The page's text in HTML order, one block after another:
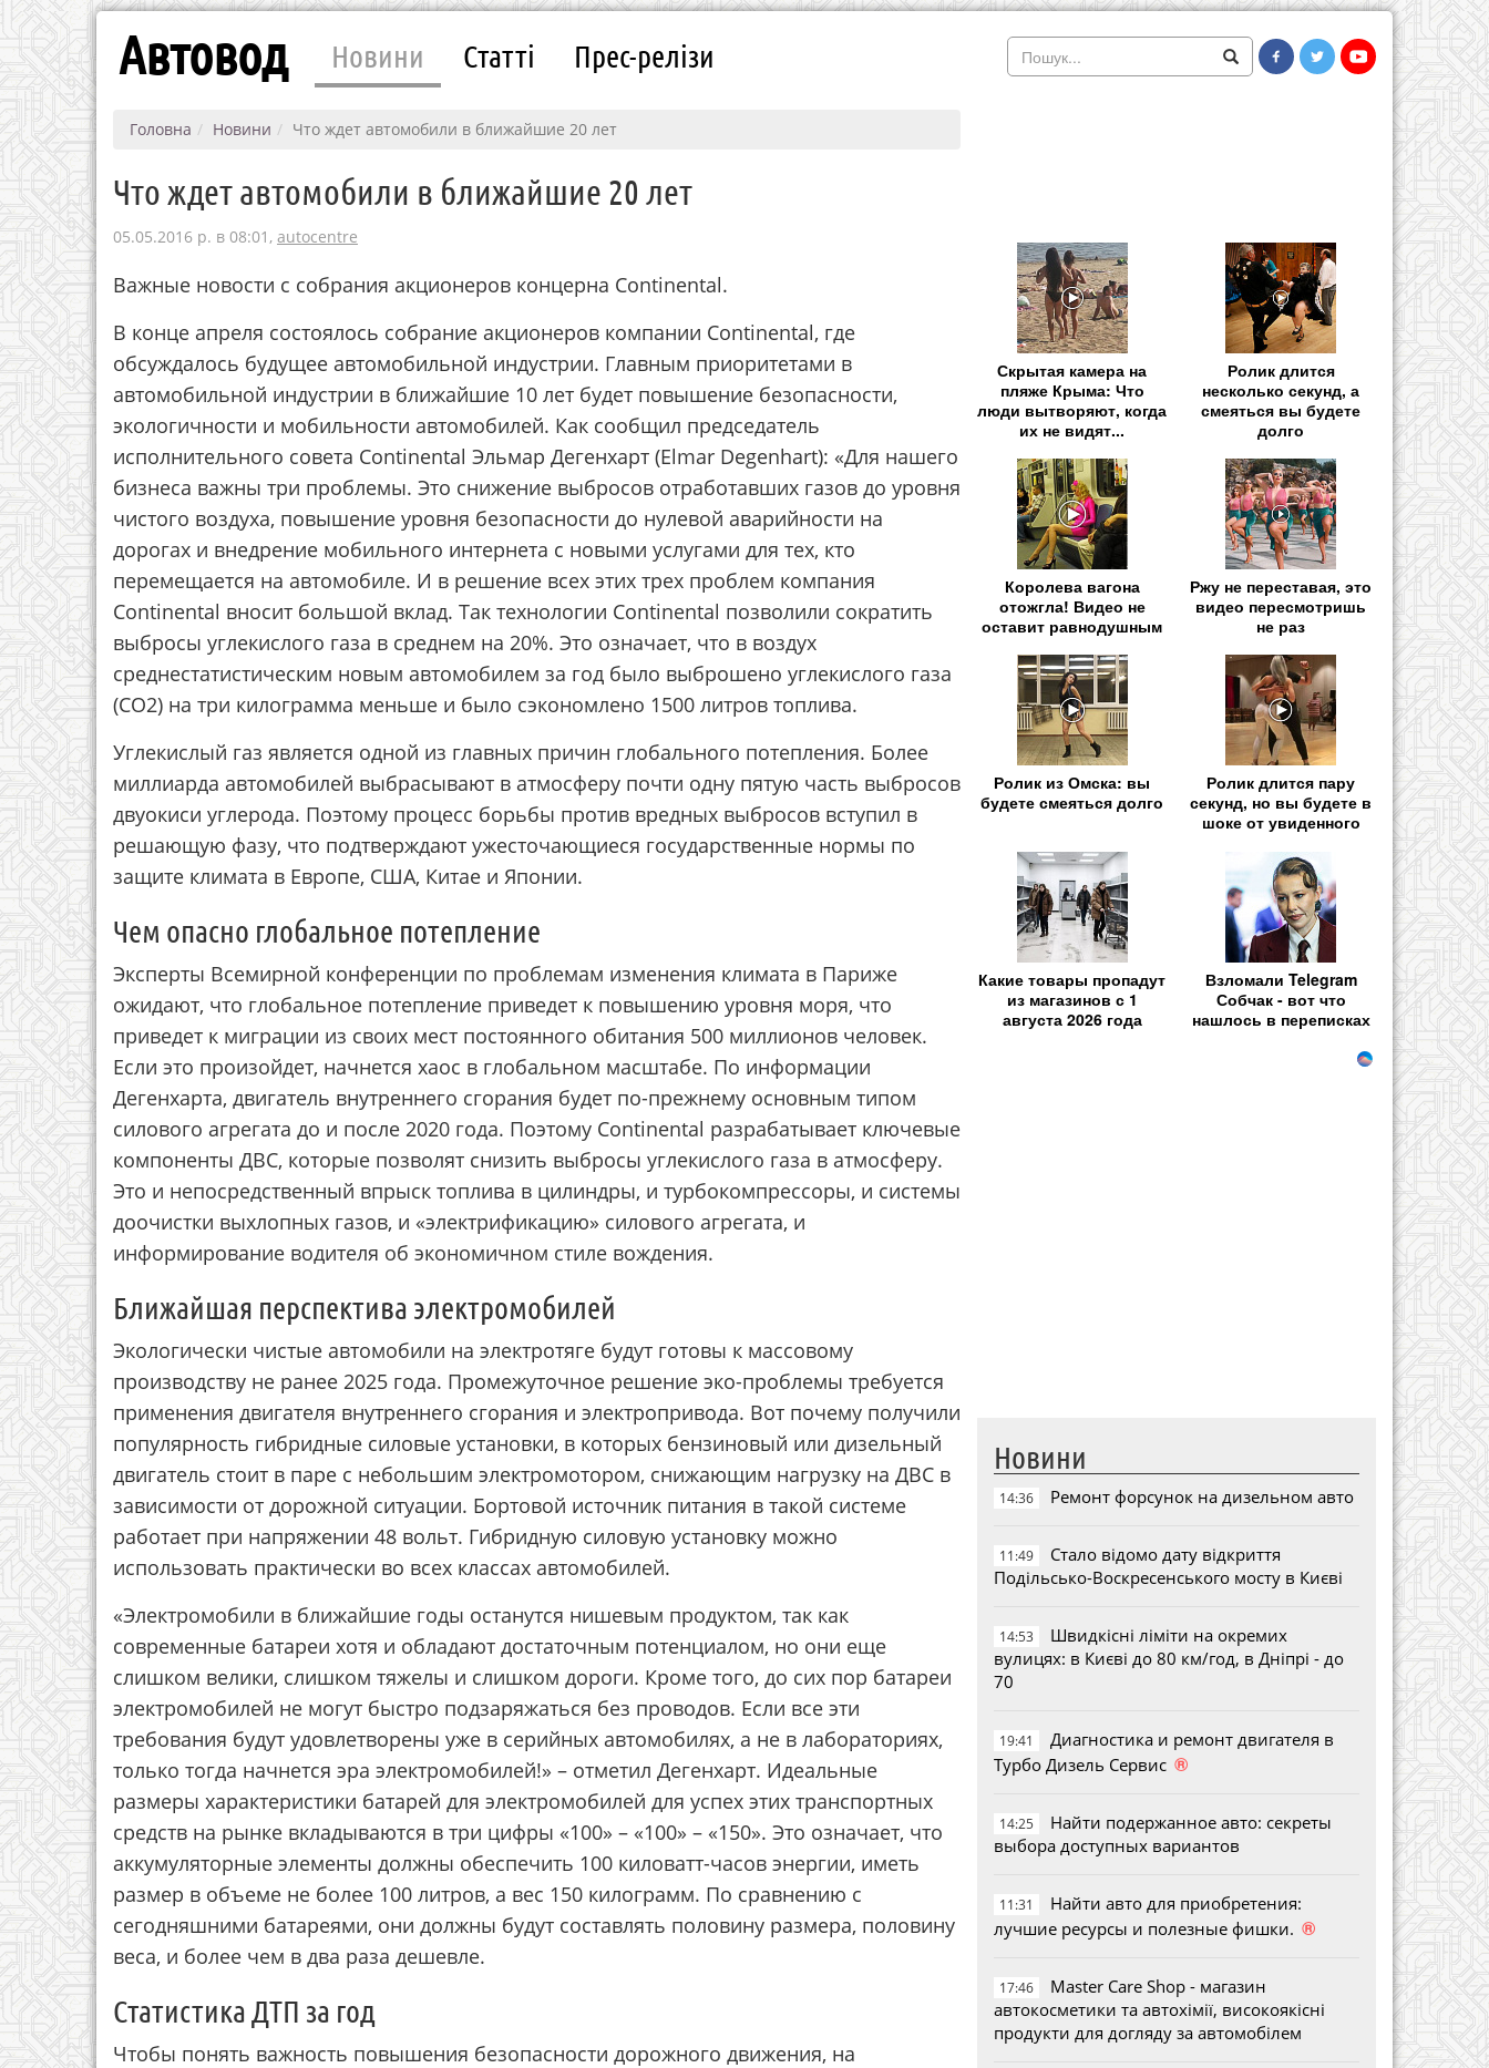
Автовод Новини Статті Прес-релізи
Головна Новини Что ждет автомобили в ближайшие 20 лет
Что ждет автомобили в ближайшие 20 лет
05.05.2016 р. в 08:01, autocentre
Важные новости с собрания акционеров концерна Continental.
В конце апреля состоялось собрание акционеров компании Continental, где
обсуждалось будущее автомобильной индустрии. Главным приоритетами в
автомобильной индустрии в ближайшие 10 лет будет повышение безопасности,
экологичности и мобильности автомобилей. Как сообщил председатель
исполнительного совета Continental Эльмар Дегенхарт (Elmar Degenhart): «Для нашего
бизнеса важны три проблемы. Это снижение выбросов отработавших газов до уровня
чистого воздуха, повышение уровня безопасности до нулевой аварийности на
дорогах и внедрение мобильного интернета с новыми услугами для тех, кто
перемещается на автомобиле. И в решение всех этих трех проблем компания
Continental вносит большой вклад. Так технологии Continental позволили сократить
выбросы углекислого газа в среднем на 20%. Это означает, что в воздух
среднестатистическим новым автомобилем за год было выброшено углекислого газа
(CO2) на три килограмма меньше и было сэкономлено 1500 литров топлива.
Углекислый газ является одной из главных причин глобального потепления. Более
миллиарда автомобилей выбрасывают в атмосферу почти одну пятую часть выбросов
двуокиси углерода. Поэтому процесс борьбы против вредных выбросов вступил в
решающую фазу, что подтверждают ужесточающиеся государственные нормы по
защите климата в Европе, США, Китае и Японии.
Чем опасно глобальное потепление
Эксперты Всемирной конференции по проблемам изменения климата в Париже
ожидают, что глобальное потепление приведет к повышению уровня моря, что
приведет к миграции из своих мест постоянного обитания 500 миллионов человек.
Если это произойдет, начнется хаос в глобальном масштабе. По информации
Дегенхарта, двигатель внутреннего сгорания будет по-прежнему основным типом
силового агрегата до и после 2020 года. Поэтому Continental разрабатывает ключевые
компоненты ДВС, которые позволят снизить выбросы углекислого газа в атмосферу.
Это и непосредственный впрыск топлива в цилиндры, и турбокомпрессоры, и системы
доочистки выхлопных газов, и «электрификацию» силового агрегата, и
информирование водителя об экономичном стиле вождения.
Ближайшая перспектива электромобилей
Экологически чистые автомобили на электротяге будут готовы к массовому
производству не ранее 2025 года. Промежуточное решение эко-проблемы требуется
применения двигателя внутреннего сгорания и электропривода. Вот почему получили
популярность гибридные силовые установки, в которых бензиновый или дизельный
двигатель стоит в паре с небольшим электромотором, снижающим нагрузку на ДВС в
зависимости от дорожной ситуации. Бортовой источник питания в такой системе
работает при напряжении 48 вольт. Гибридную силовую установку можно
использовать практически во всех классах автомобилей.
«Электромобили в ближайшие годы останутся нишевым продуктом, так как
современные батареи хотя и обладают достаточным потенциалом, но они еще
слишком велики, слишком тяжелы и слишком дороги. Кроме того, до сих пор батареи
электромобилей не могут быстро подзаряжаться без проводов. Если все эти
требования будут удовлетворены уже в серийных автомобилях, а не в лабораториях,
только тогда начнется эра электромобилей!» – отметил Дегенхарт. Идеальные
размеры характеристики батарей для электромобилей для успех этих транспортных
средств на рынке вкладываются в три цифры «100» – «100» – «150». Это означает, что
аккумуляторные элементы должны обеспечить 100 киловатт-часов энергии, иметь
размер в объеме не более 100 литров, а вес 150 килограмм. По сравнению с
сегодняшними батареями, они должны будут составлять половину размера, половину
веса, и более чем в два раза дешевле.
Статистика ДТП за год
Чтобы понять важность повышения безопасности дорожного движения, на
Скрытая камера на
пляже Крыма: Что
люди вытворяют, когда
их не видят...
Ролик длится
несколько секунд, а
смеяться вы будете
долго
Королева вагона
отожгла! Видео не
оставит равнодушным
Ржу не переставая, это
видео пересмотришь
не раз
Ролик из Омска: вы
будете смеяться долго
Ролик длится пару
секунд, но вы будете в
шоке от увиденного
Какие товары пропадут
из магазинов с 1
августа 2026 года
Взломали Telegram
Собчак - вот что
нашлось в переписках
Новини
14:36 Ремонт форсунок на дизельном авто
11:49
Стало відомо дату відкриття
Подільсько-Воскресенського мосту в Києві
14:53
Швидкісні ліміти на окремих
вулицях: в Києві до 80 км/год, в Дніпрі - до
70
19:41
Диагностика и ремонт двигателя в
Турбо Дизель Сервис ®
14:25
Найти подержанное авто: секреты
выбора доступных вариантов
11:31
Найти авто для приобретения:
лучшие ресурсы и полезные фишки. ®
17:46
Master Care Shop - магазин
автокосметики та автохімії, високоякісні
продукти для догляду за автомобілем